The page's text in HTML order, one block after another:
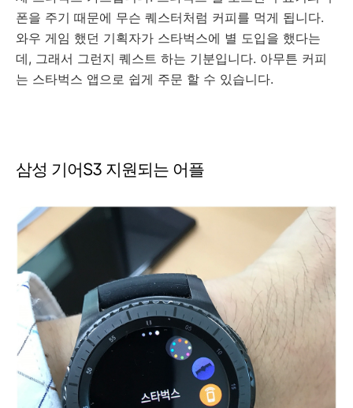
폰을 주기 때문에 무슨 퀘스터처럼 커피를 먹게 됩니다.
와우 게임 했던 기획자가 스타벅스에 별 도입을 했다는
데, 그래서 그런지 퀘스트 하는 기분입니다. 아무튼 커피
는 스타벅스 앱으로 쉽게 주문 할 수 있습니다.
삼성 기어S3 지원되는 어플